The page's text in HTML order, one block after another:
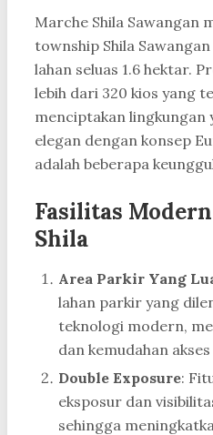
Marche Shila Sawangan
township Shila
lahan seluas 1.6 hektar.
lebih dari 320 kios yang
menciptakan lingkungan
elegan dengan konsep
adalah beberapa
Fasilitas
Shila
Area Parkir Yang
lahan parkir yang
teknologi modern,
dan kemudahan
Double Exposure:
eksposur dan
sehingga